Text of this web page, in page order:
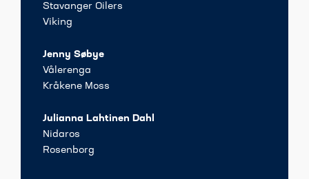
Stavanger Oilers
Viking
Jenny Søbye
Vålerenga
Kråkene Moss
Julianna Lahtinen Dahl
Nidaros
Rosenborg